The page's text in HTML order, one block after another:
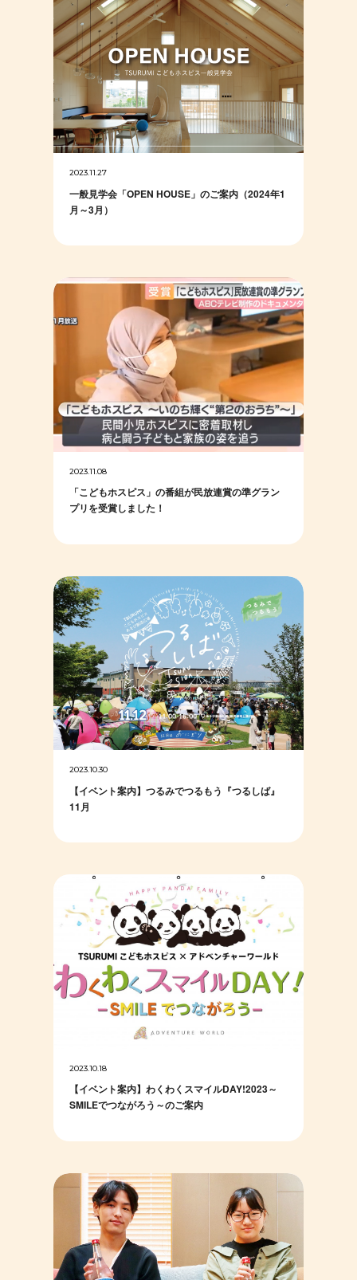
2023.11.27
一般見学会「OPEN HOUSE」のご案内（2024年1
月～3月）
2023.11.08
「こどもホスピス」の番組が民放連賞の準グラン
プリを受賞しました！
2023.10.30
【イベント案内】つるみでつるもう『つるしば』
11月
2023.10.18
【イベント案内】わくわくスマイルDAY!2023～
SMILEでつながろう～のご案内